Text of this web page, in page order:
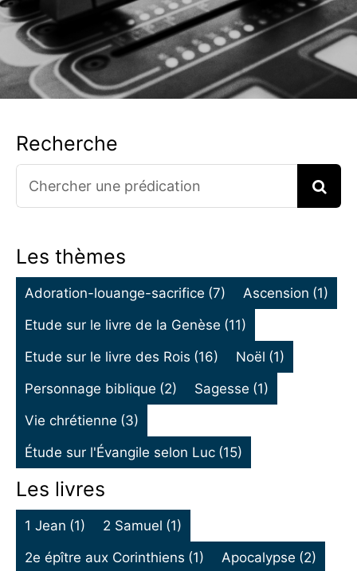
Recherche
Search
for:
Les thèmes
Adoration-louange-sacrifice (7) Ascension (1)
Etude sur le livre de la Genèse (11)
Etude sur le livre des Rois (16) Noël (1)
Personnage biblique (2) Sagesse (1)
Vie chrétienne (3)
Étude sur l'Évangile selon Luc (15)
Les livres
1 Jean (1) 2 Samuel (1)
2e épître aux Corinthiens (1) Apocalypse (2)